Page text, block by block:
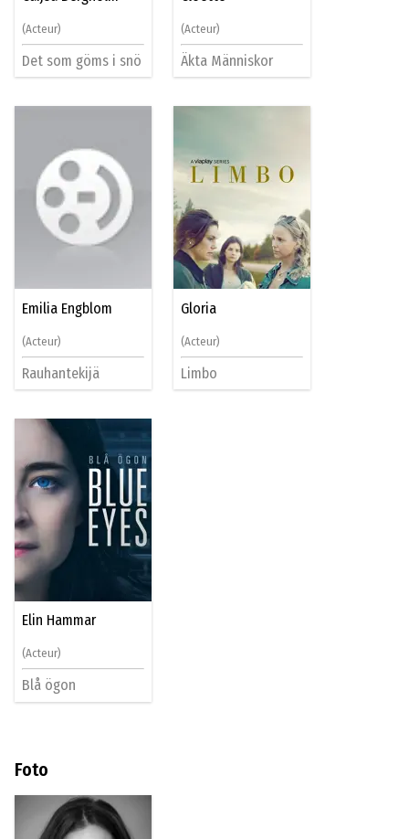
(Acteur)
Det som göms i snö
(Acteur)
Äkta Människor
Emilia Engblom
(Acteur)
Rauhantekijä
Gloria
(Acteur)
Limbo
Elin Hammar
(Acteur)
Blå ögon
Foto